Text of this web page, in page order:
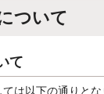
ついて
て
は以下の通りとな